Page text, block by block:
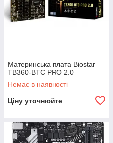
Материнська плата Biostar
TB360-BTC PRO 2.0
Немає в наявності
Ціну уточнюйте